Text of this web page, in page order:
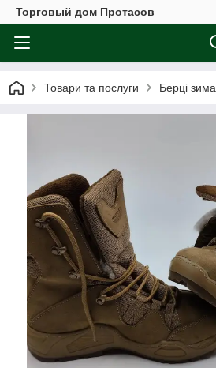
Торговый дом Протасов
Товари та послуги Берці зима